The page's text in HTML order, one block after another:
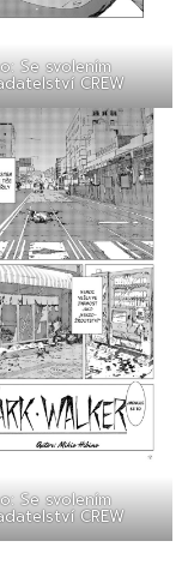
Se svolením
CREW
Se svolením
CREW